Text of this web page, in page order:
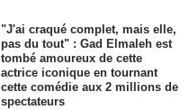
"J'ai craqué complet, mais elle,
pas du tout" : Gad Elmaleh est
tombé amoureux de cette
actrice iconique en tournant
cette comédie aux 2 millions de
spectateurs